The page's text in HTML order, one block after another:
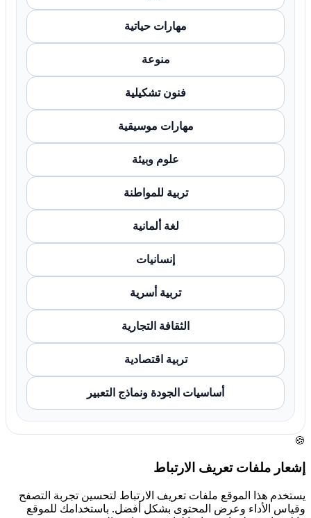
مهارات حياتية
منوعة
فنون تشكيلية
مهارات موسيقية
علوم وبيئة
تربية للمواطنة
لغة ألمانية
إنسانيات
تربية أسرية
الثقافة التجارية
تربية اقتصادية
أساسيات الجودة ونماذج التعبير
🍪
إشعار ملفات تعريف الارتباط
يستخدم هذا الموقع ملفات تعريف الارتباط لتحسين تجربة التصفح
وقياس الأداء وعرض المحتوى بشكل أفضل. باستخدامك للموقع